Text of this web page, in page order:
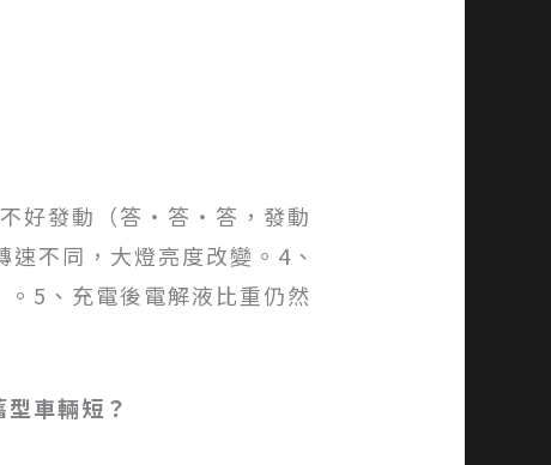
好發動（答‧答‧答，發動
不同，大燈亮度改變。4、
5、充電後電解液比重仍然
車輛短？